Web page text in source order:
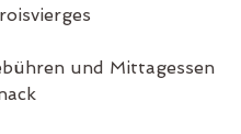
und Mittagessen